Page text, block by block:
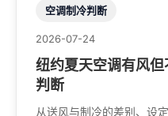
空调制冷判断
2026-07-24
纽约夏天空调有风
判断
从送风与制冷的差别、设